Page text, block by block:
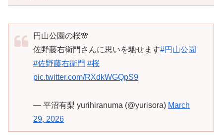
円山公園の桜🌸
佐野藤右衛門さんに思いを馳せます#円山公園
#佐野藤右衛門 #桜
pic.twitter.com/RXdkWGQpS9
— 平沼有梨 yurihiranuma (@yurisora) March
29, 2026